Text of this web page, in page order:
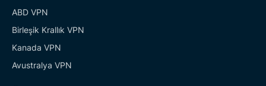
ABD VPN
Birleşik Krallık VPN
Kanada VPN
Avustralya VPN